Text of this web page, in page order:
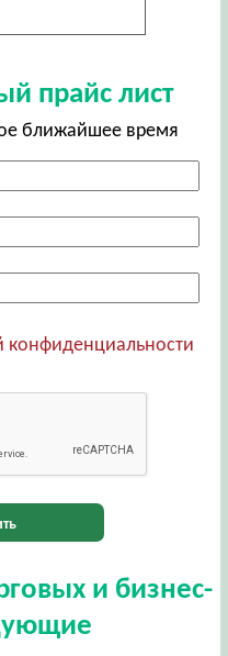
прайс лист
ближайшее время
конфиденциальности
и бизнес-